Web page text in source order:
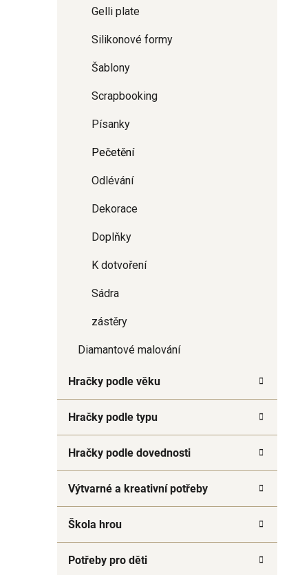
Gelli plate
Silikonové formy
Šablony
Scrapbooking
Písanky
Pečetění
Odlévání
Dekorace
Doplňky
K dotvoření
Sádra
zástěry
Diamantové malování
Hračky podle věku
Hračky podle typu
Hračky podle dovednosti
Výtvarné a kreativní potřeby
Škola hrou
Potřeby pro děti